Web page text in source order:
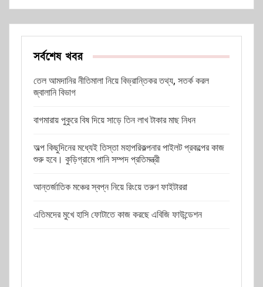
সর্বশেষ খবর
তেল আমদানির নীতিমালা নিয়ে বিভ্রান্তিকর তথ্য, সতর্ক করল
জ্বালানি বিভাগ
বাগমারায় পুকুরে বিষ দিয়ে সাড়ে তিন লাখ টাকার মাছ নিধন
অল্প কিছুদিনের মধ্যেই তিস্তা মহাপরিকল্পনার পাইলট প্রকল্পের কাজ
শুরু হবে। কুড়িগ্রামে পানি সম্পদ প্রতিমন্ত্রী
আন্তর্জাতিক মঞ্চের স্বপ্ন নিয়ে রিংয়ে তরুণ ফাইটাররা
এতিমদের মুখে হাসি ফোটাতে কাজ করছে এবিজি ফাউন্ডেশন